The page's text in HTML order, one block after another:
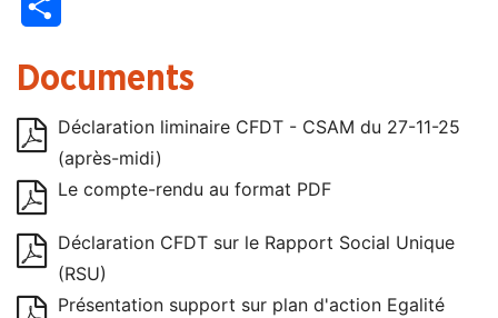
Documents
Déclaration liminaire CFDT - CSAM du 27-11-25
(après-midi)
Le compte-rendu au format PDF
Déclaration CFDT sur le Rapport Social Unique
(RSU)
Présentation support sur plan d'action Egalité